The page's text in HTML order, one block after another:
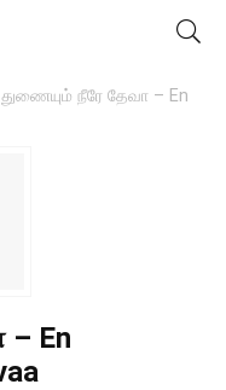
நீரே தேவா – En
– En